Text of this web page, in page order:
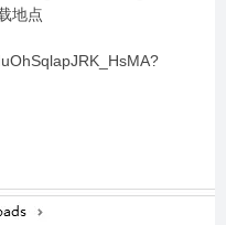
地点